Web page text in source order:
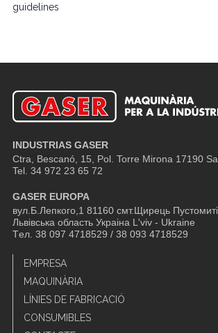
guidelines
INDUSTRIAS GASER
Ctra, Bescanó, 15, Pol. Torre Mirona 17190
Tel. 34 972 23 65 72
GASER EUROPA
вул.Б.Лепкого,1 81160 смт.Щирець
Львівська область Украіна L'viv - Ukraine
Tел. 38 097 4718529 / 38 093 4718529
EMPRESA
MAQUINÀRIA
LÍNIES DE FABRICACIÓ
CONSUMIBLES